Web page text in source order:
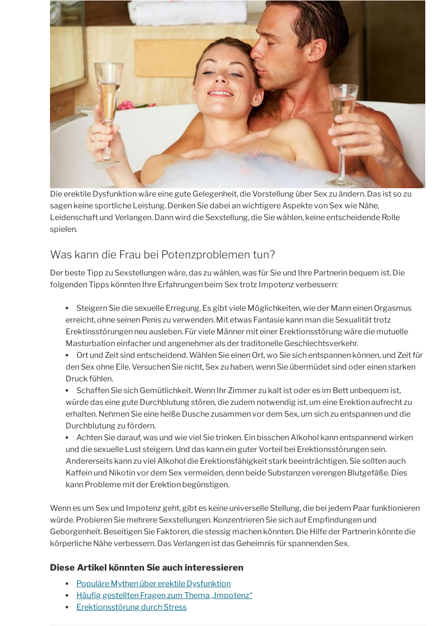
Die erektile Dysfunktion wäre eine gute Gelegenheit, die Vorstellung über Sex zu ändern. Das ist so zu
sagen keine sportliche Leistung. Denken Sie dabei an wichtigere Aspekte von Sex wie Nähe,
Leidenschaft und Verlangen. Dann wird die Sexstellung, die Sie wählen, keine entscheidende Rolle
spielen.
Was kann die Frau bei Potenzproblemen tun?
Der beste Tipp zu Sexstellungen wäre, das zu wählen, was für Sie und Ihre Partnerin bequem ist. Die
folgenden Tipps könnten Ihre Erfahrungen beim Sex trotz Impotenz verbessern:
Steigern Sie die sexuelle Erregung. Es gibt viele Möglichkeiten, wie der Mann einen Orgasmus
erreicht, ohne seinen Penis zu verwenden. Mit etwas Fantasie kann man die Sexualität trotz
Erektinsstörungen neu ausleben. Für viele Männer mit einer Erektionsstörung wäre die mutuelle
Masturbation einfacher und angenehmer als der traditonelle Geschlechtsverkehr.
Ort und Zeit sind entscheidend. Wählen Sie einen Ort, wo Sie sich entspannen können, und Zeit für
den Sex ohne Eile. Versuchen Sie nicht, Sex zu haben, wenn Sie übermüdet sind oder einen starken
Druck fühlen.
Schaffen Sie sich Gemütlichkeit. Wenn Ihr Zimmer zu kalt ist oder es im Bett unbequem ist,
würde das eine gute Durchblutung stören, die zudem notwendig ist, um eine Erektion aufrecht zu
erhalten. Nehmen Sie eine heiße Dusche zusammen vor dem Sex, um sich zu entspannen und die
Durchblutung zu fördern.
Achten Sie darauf, was und wie viel Sie trinken. Ein bisschen Alkohol kann entspannend wirken
und die sexuelle Lust steigern. Und das kann ein guter Vorteil bei Erektionsstörungen sein.
Andererseits kann zu viel Alkohol die Erektionsfähigkeit stark beeinträchtigen. Sie sollten auch
Kaffein und Nikotin vor dem Sex vermeiden, denn beide Substanzen verengen Blutgefäße. Dies
kann Probleme mit der Erektion begünstigen.
Wenn es um Sex und Impotenz geht, gibt es keine universelle Stellung, die bei jedem Paar funktionieren
würde. Probieren Sie mehrere Sexstellungen. Konzentrieren Sie sich auf Empfindungen und
Geborgenheit. Beseitigen Sie Faktoren, die stessig machen könnten. Die Hilfe der Partnerin könnte die
körperliche Nähe verbessern. Das Verlangen ist das Geheimnis für spannenden Sex.
Diese Artikel könnten Sie auch interessieren
Populäre Mythen über erektile Dysfunktion
Häufig gestellten Fragen zum Thema „Impotenz“
Erektionsstörung durch Stress